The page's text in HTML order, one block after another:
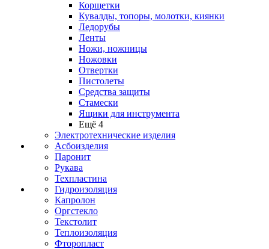
Корщетки
Кувалды, топоры, молотки, киянки
Ледорубы
Ленты
Ножи, ножницы
Ножовки
Отвертки
Пистолеты
Средства защиты
Стамески
Ящики для инструмента
Ещё 4
Электротехнические изделия
Асбоизделия
Паронит
Рукава
Техпластина
Гидроизоляция
Капролон
Оргстекло
Текстолит
Теплоизоляция
Фторопласт